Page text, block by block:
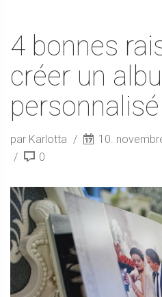
4 bonnes
créer un
par Karlotta 10.
0